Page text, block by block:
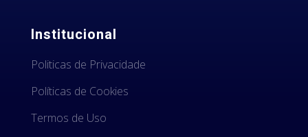
Institucional
Politicas de Privacidade
Políticas de Cookies
Termos de Uso